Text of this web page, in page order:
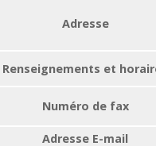
Adresse
Renseignements et
Numéro de fax
Adresse E-mail